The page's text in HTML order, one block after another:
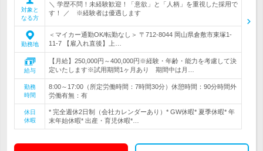
対象と
なる方
＼ 学歴不問！未経験歓迎！「意欲」と「人柄」を重視した採用で
す！ ／ ※経験者は優遇します
勤務地
＜マイカー通勤OK/転勤なし＞ 〒712-8044 岡山県倉敷市東塚1-
11-7 【雇入れ直後】上…
給与
【月給】250,000円～400,000円※経験・年齢・能力を考慮して決
定いたします※試用期間1ヶ月あり 期間中は月…
勤務
時間
8:00～17:00（所定労働時間：7時間30分）休憩時間：90分時間外
労働有無：有
休日
休暇
* 完全週休2日制（会社カレンダーあり）* GW休暇* 夏季休暇* 年
末年始休暇* 出産・育児休暇*…